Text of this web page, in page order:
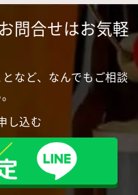
問合せはお気軽
など、なんでもご相談
し込む